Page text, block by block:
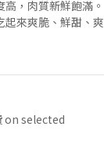
，肉質新鮮飽滿。
來爽脆、鮮甜、爽
on selected